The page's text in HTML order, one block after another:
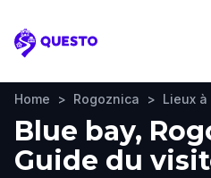
Questo
Home > Rogoznica > Lieux
Blue bay,
Guide du